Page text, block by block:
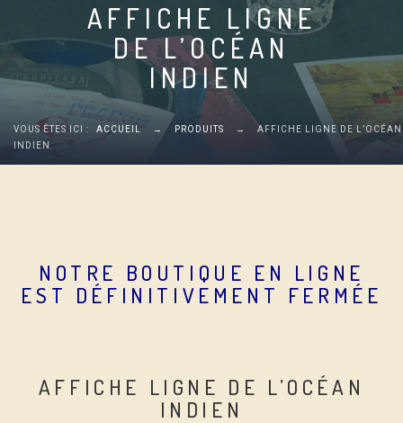
AFFICHE LIGNE
DE L’OCÉAN
INDIEN
VOUS ÊTES ICI : ACCUEIL → PRODUITS →
AFFICHE LIGNE DE L’OCÉAN
INDIEN
NOTRE BOUTIQUE EN LIGNE
EST DÉFINITIVEMENT FERMÉE
AFFICHE LIGNE DE L’OCÉAN
INDIEN